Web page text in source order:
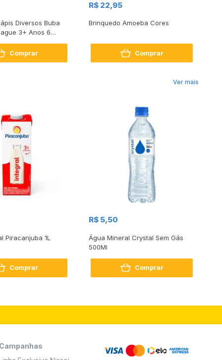
Diversos Buba
3+ Anos 6
Comprar
R$ 22,95
Brinquedo Amoeba Cores
Comprar
Ver mais
Piracanjuba 1L
Comprar
R$ 5,50
Água Mineral Crystal Sem Gás
500Ml
Comprar
Campanhas